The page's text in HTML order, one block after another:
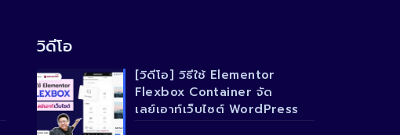
วิดีโอ
[วิดีโอ] วิธีใช้ Elementor
Flexbox Container จัด
เลย์เอาท์เว็บไซต์ WordPress